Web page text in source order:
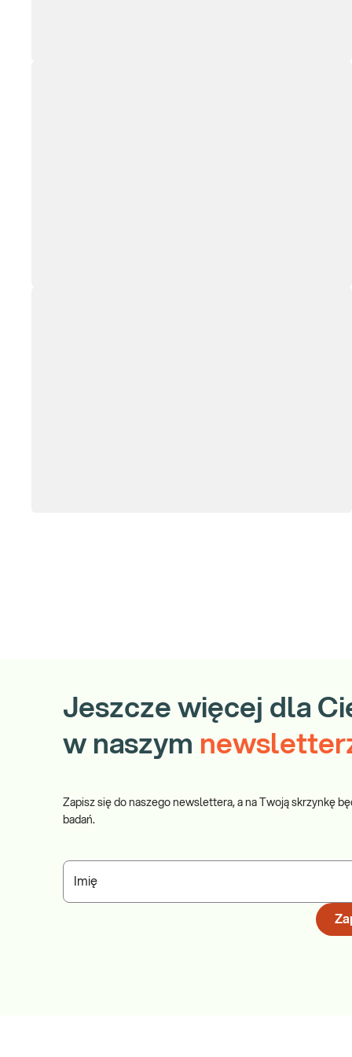
Jeszcze więcej dla
w naszym
Zapisz się do naszego newslettera, a na Twoją skrzynkę
badań.
Imię